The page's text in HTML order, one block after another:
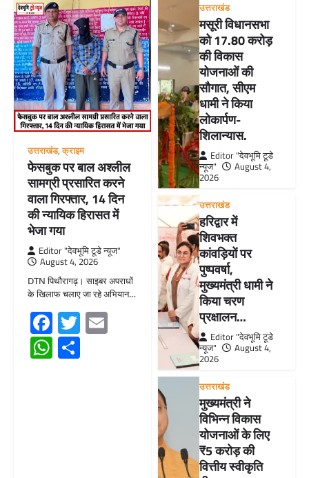
उत्तराखंड,क्राइम
फेसबुक पर बाल अश्लील
सामग्री प्रसारित करने
वाला गिरफ्तार, 14 दिन
की न्यायिक हिरासत में
भेजा गया
Editor "देवभूमि टूडे न्यूज"
August 4, 2026
DTN पिथौरागढ़। साइबर अपराधों
के खिलाफ चलाए जा रहे अभियान…
Facebook
TwitterEmail
WhatsApp
उत्तराखंड
मसूरी विधानसभा
को 17.80 करोड़
की विकास
योजनाओं की
सौगात, सीएम
धामी ने किया
लोकार्पण-
शिलान्यास.
Editor "देवभूमि टूडे
न्यूज"
August 4,
2026
उत्तराखंड
हरिद्वार में
शिवभक्त
कांवड़ियों पर
पुष्पवर्षा,
मुख्यमंत्री धामी ने
किया चरण
प्रक्षालन…
Editor "देवभूमि टूडे
न्यूज"
August 4,
2026
उत्तराखंड
मुख्यमंत्री ने
विभिन्न विकास
योजनाओं के लिए
₹5 करोड़ की
वित्तीय स्वीकृति